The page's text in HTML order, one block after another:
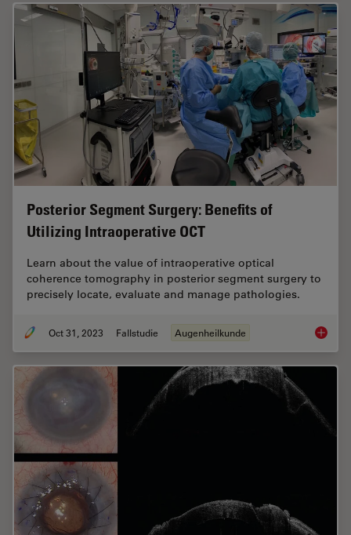
Posterior Segment Surgery: Benefits of
Utilizing Intraoperative OCT
Learn about the value of intraoperative optical
coherence tomography in posterior segment surgery to
precisely locate, evaluate and manage pathologies.
Oct 31, 2023 Fallstudie Augenheilkunde